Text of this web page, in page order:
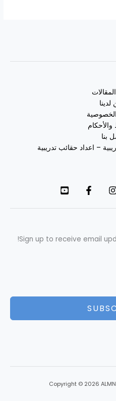
لدينا
بنا
– اعداد حقائب تدريبية
Sign up to receive email
Copyright © 2026